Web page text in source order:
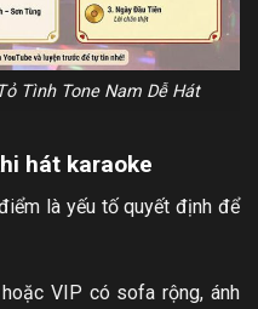
Tình Tone Nam Dễ Hát
hát karaoke
là yếu tố quyết định để
VIP có sofa rộng, ánh